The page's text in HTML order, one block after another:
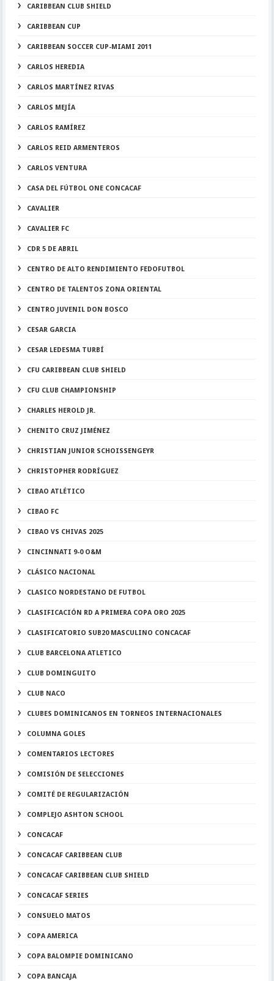
CARIBBEAN CLUB SHIELD
CARIBBEAN CUP
CARIBBEAN SOCCER CUP-MIAMI 2011
CARLOS HEREDIA
CARLOS MARTÍNEZ RIVAS
CARLOS MEJÍA
CARLOS RAMÍREZ
CARLOS REID ARMENTEROS
CARLOS VENTURA
CASA DEL FÚTBOL ONE CONCACAF
CAVALIER
CAVALIER FC
CDR 5 DE ABRIL
CENTRO DE ALTO RENDIMIENTO FEDOFUTBOL
CENTRO DE TALENTOS ZONA ORIENTAL
CENTRO JUVENIL DON BOSCO
CESAR GARCIA
CESAR LEDESMA TURBÍ
CFU CARIBBEAN CLUB SHIELD
CFU CLUB CHAMPIONSHIP
CHARLES HEROLD JR.
CHENITO CRUZ JIMÉNEZ
CHRISTIAN JUNIOR SCHOISSENGEYR
CHRISTOPHER RODRÍGUEZ
CIBAO ATLÉTICO
CIBAO FC
CIBAO VS CHIVAS 2025
CINCINNATI 9-0 O&M
CLÁSICO NACIONAL
CLASICO NORDESTANO DE FUTBOL
CLASIFICACIÓN RD A PRIMERA COPA ORO 2025
CLASIFICATORIO SUB20 MASCULINO CONCACAF
CLUB BARCELONA ATLETICO
CLUB DOMINGUITO
CLUB NACO
CLUBES DOMINICANOS EN TORNEOS INTERNACIONALES
COLUMNA GOLES
COMENTARIOS LECTORES
COMISIÓN DE SELECCIONES
COMITÉ DE REGULARIZACIÓN
COMPLEJO ASHTON SCHOOL
CONCACAF
CONCACAF CARIBBEAN CLUB
CONCACAF CARIBBEAN CLUB SHIELD
CONCACAF SERIES
CONSUELO MATOS
COPA AMERICA
COPA BALOMPIE DOMINICANO
COPA BANCAJA